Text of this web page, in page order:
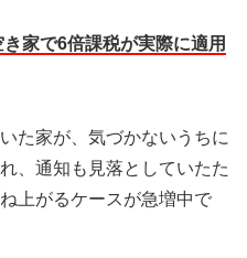
家で6倍課税が実際に適用
た家が、気づかないうちに
、通知も見落としていたた
上がるケースが急増中で